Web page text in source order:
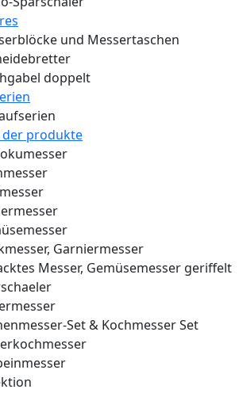
und Messertaschen
doppelt
der produkte
Garniermesser
Messer, Gemüsemesser geriffelt
Set & Kochmesser Set